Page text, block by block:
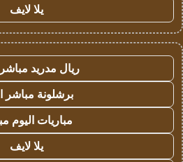
يلا لايف
ريال مدريد مباشر
برشلونة مباشر
مباريات اليوم
يلا لايف